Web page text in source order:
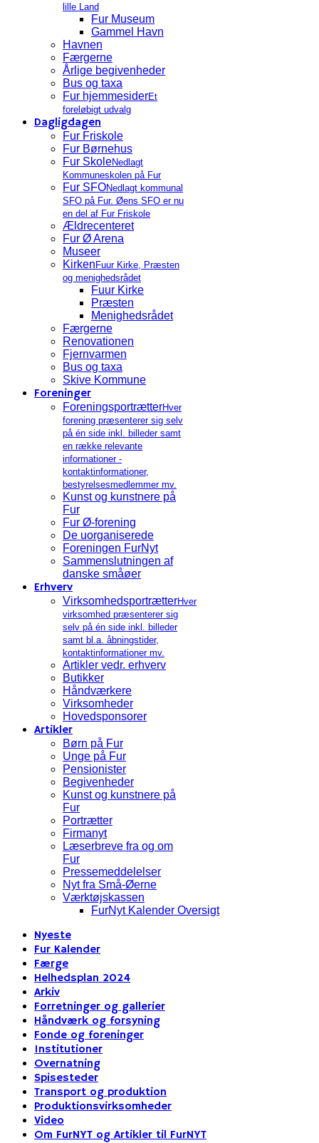
lille Land
Fur Museum
Gammel Havn
Havnen
Færgerne
Årlige begivenheder
Bus og taxa
Fur hjemmesiderEt
foreløbigt udvalg
Dagligdagen
Fur Friskole
Fur Børnehus
Fur SkoleNedlagt
Kommuneskolen på Fur
Fur SFONedlagt kommunal
SFO på Fur. Øens SFO er nu
en del af Fur Friskole
Ældrecenteret
Fur Ø Arena
Museer
Kirken Fuur Kirke, Præsten
og menighedsrådet
Fuur Kirke
Præsten
Menighedsrådet
Færgerne
Renovationen
Fjernvarmen
Bus og taxa
Skive Kommune
Foreninger
ForeningsportrætterHver
forening præsenterer sig selv
på én side inkl. billeder samt
en række relevante
informationer -
kontaktinformationer,
bestyrelsesmedlemmer mv.
Kunst og kunstnere på
Fur
Fur Ø-forening
De uorganiserede
Foreningen FurNyt
Sammenslutningen af
danske småøer
Erhverv
VirksomhedsportrætterHver
virksomhed præsenterer sig
selv på én side inkl. billeder
samt bl.a. åbningstider,
kontaktinformationer mv.
Artikler vedr. erhverv
Butikker
Håndværkere
Virksomheder
Hovedsponsorer
Artikler
Børn på Fur
Unge på Fur
Pensionister
Begivenheder
Kunst og kunstnere på
Fur
Portrætter
Firmanyt
Læserbreve fra og om
Fur
Pressemeddelelser
Nyt fra Små-Øerne
Værktøjskassen
FurNyt Kalender Oversigt
Nyeste
Fur Kalender
Færge
Helhedsplan 2024
Arkiv
Forretninger og gallerier
Håndværk og forsyning
Fonde og foreninger
Institutioner
Overnatning
Spisesteder
Transport og produktion
Produktionsvirksomheder
Video
Om FurNYT og Artikler til FurNYT